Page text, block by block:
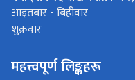
आइतबार - बिहीवार
शुक्रवार
महत्त्वपूर्ण लिङ्कहरू